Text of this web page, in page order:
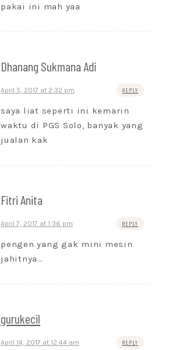
pakai ini mah yaa
Dhanang Sukmana Adi
April 5, 2017 at 2:32 pm REPLY
saya liat seperti ini kemarin
waktu di PGS Solo, banyak yang
jualan kak
Fitri Anita
April 7, 2017 at 1:36 pm REPLY
pengen yang gak mini mesin
jahitnya…
gurukecil
April 14, 2017 at 12:44 am REPLY